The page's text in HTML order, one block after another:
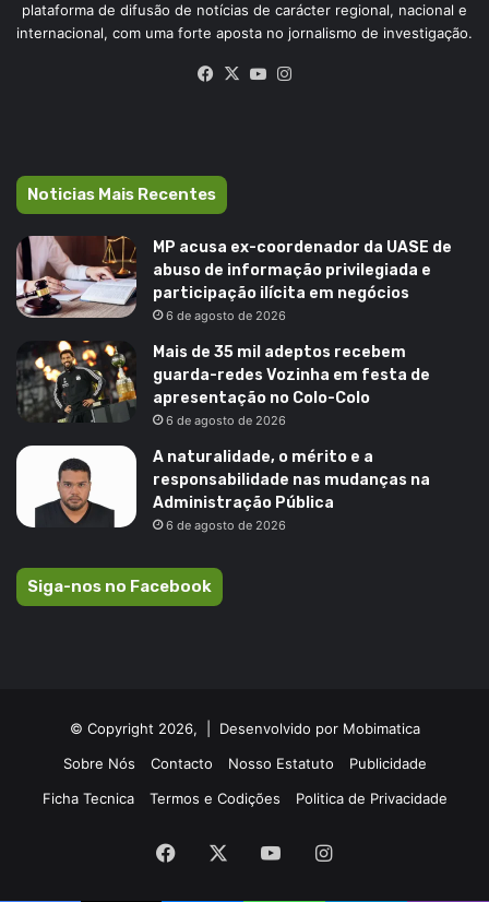
plataforma de difusão de notícias de carácter regional, nacional e
internacional, com uma forte aposta no jornalismo de investigação.
Facebook
X YouTube
Noticias Mais Recentes
MP acusa ex-coordenador da UASE de
abuso de informação privilegiada e
participação ilícita em negócios
6 de agosto de 2026
Mais de 35 mil adeptos recebem
guarda-redes Vozinha em festa de
apresentação no Colo-Colo
6 de agosto de 2026
A naturalidade, o mérito e a
responsabilidade nas mudanças na
Administração Pública
6 de agosto de 2026
Siga-nos no Facebook
© Copyright 2026, | Desenvolvido por Mobimatica
Sobre Nós
Contacto Nosso Estatuto
Publicidade
Ficha Tecnica
Termos e Codições Politica de Privacidade
Facebook YouTubeInstagram